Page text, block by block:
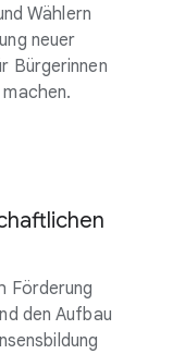
Wählern
neuer
Bürgerinnen
Förderung
den Aufbau